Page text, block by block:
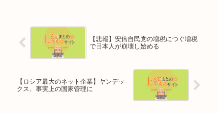
【悲報】安倍自民党の増税につぐ増税
で日本人が崩壊し始める
【ロシア最大のネット企業】ヤンデッ
クス、事実上の国家管理に